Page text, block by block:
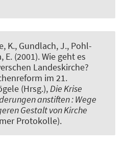
K., Gundlach, J., Pohl-
E. (2001).Wie geht es
Landeskirche?
im 21.
(Hrsg.),Die Krise
anstiften : Wege
Gestalt von Kirche
Protokolle).